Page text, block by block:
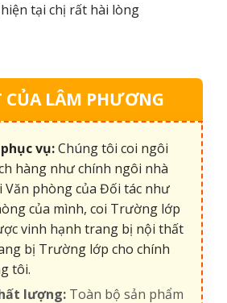
tại chị rất hài lòng
CỦA LÂM PHƯƠNG
vụ:Chúng tôi coi ngôi
hàng như chính ngôi nhà
Văn phòng của Đối tác như
của mình, coi Trường lớp
vinh hạnh trang bị nội thất
bị Trường lớp cho chính
tôi.
lượng: Toàn bộ sản phẩm